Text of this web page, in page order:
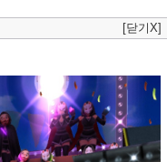
[닫기X]